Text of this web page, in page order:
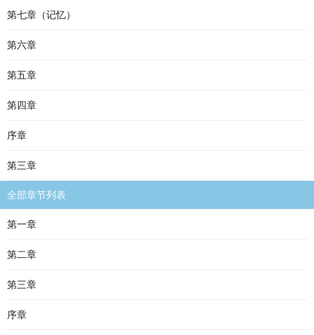
第七章（记忆）
第六章
第五章
第四章
序章
第三章
全部章节列表
第一章
第二章
第三章
序章